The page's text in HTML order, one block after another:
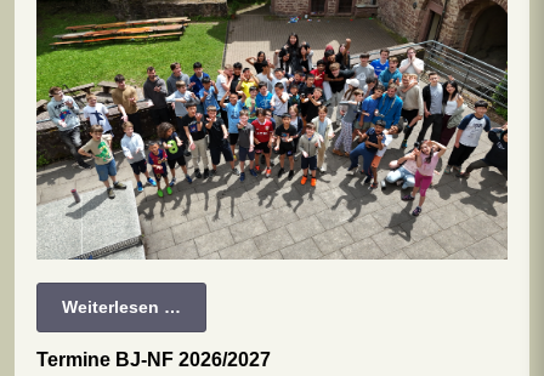
Weiterlesen …
Termine BJ-NF 2026/2027